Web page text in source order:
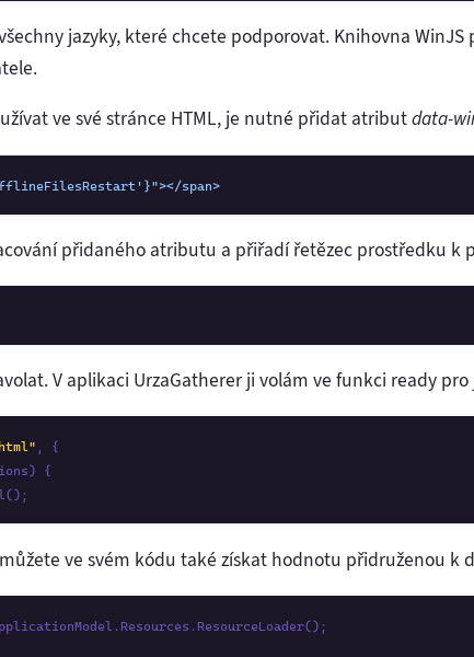
jazyky, které chcete podporovat. Knihovna WinJS
ve své stránce HTML, je nutné přidat atributdata-
</span>
přidaného atributu a přiřadí řetězec prostředku k
V aplikaci UrzaGatherer ji volám ve funkci ready
, {
{
ve svém kódu také získat hodnotu přidruženou k